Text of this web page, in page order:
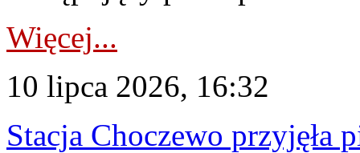
Więcej...
10 lipca 2026, 16:32
Stacja Choczewo przyjęła